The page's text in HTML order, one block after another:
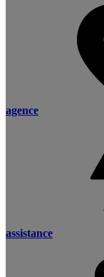
agence
assistance